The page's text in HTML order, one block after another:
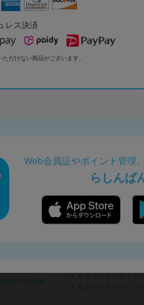
レス決済
だけない商品がございます。
Web会員証やポイント管理
らしんば
305500206246
オフィシャルサイト
セキュリティポリシ